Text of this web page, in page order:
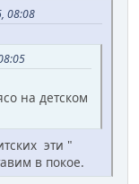
08:08
на детском
эти "
в покое.